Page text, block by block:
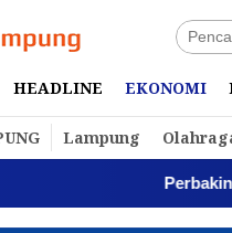
HEADLINE EKONOMI
Lampung
Perbakin Lampung